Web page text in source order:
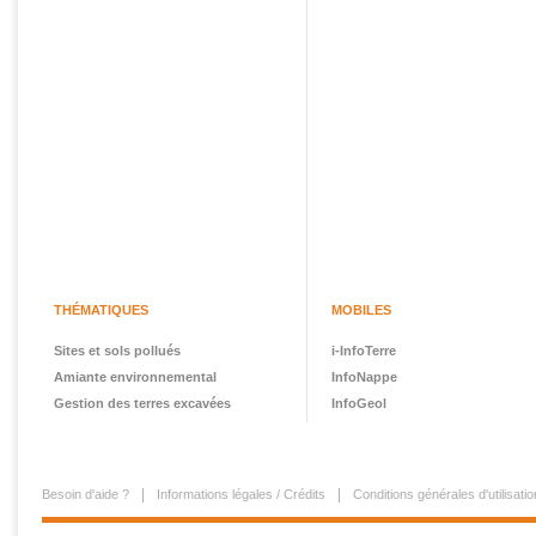
THÉMATIQUES
Sites et sols pollués
Amiante environnemental
Gestion des terres excavées
MOBILES
i-InfoTerre
InfoNappe
InfoGeol
Besoin d'aide ? Informations légales / Crédits Conditions générales